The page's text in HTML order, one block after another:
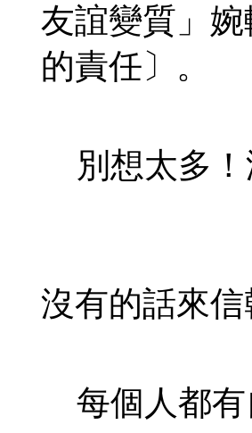
友誼變質」
的責任〕。
別想太多
沒有的話來
每個人都